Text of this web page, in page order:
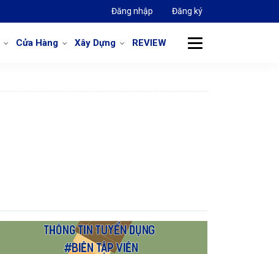
Đăng nhập Đăng ký
Cửa Hàng Xây Dựng REVIEW